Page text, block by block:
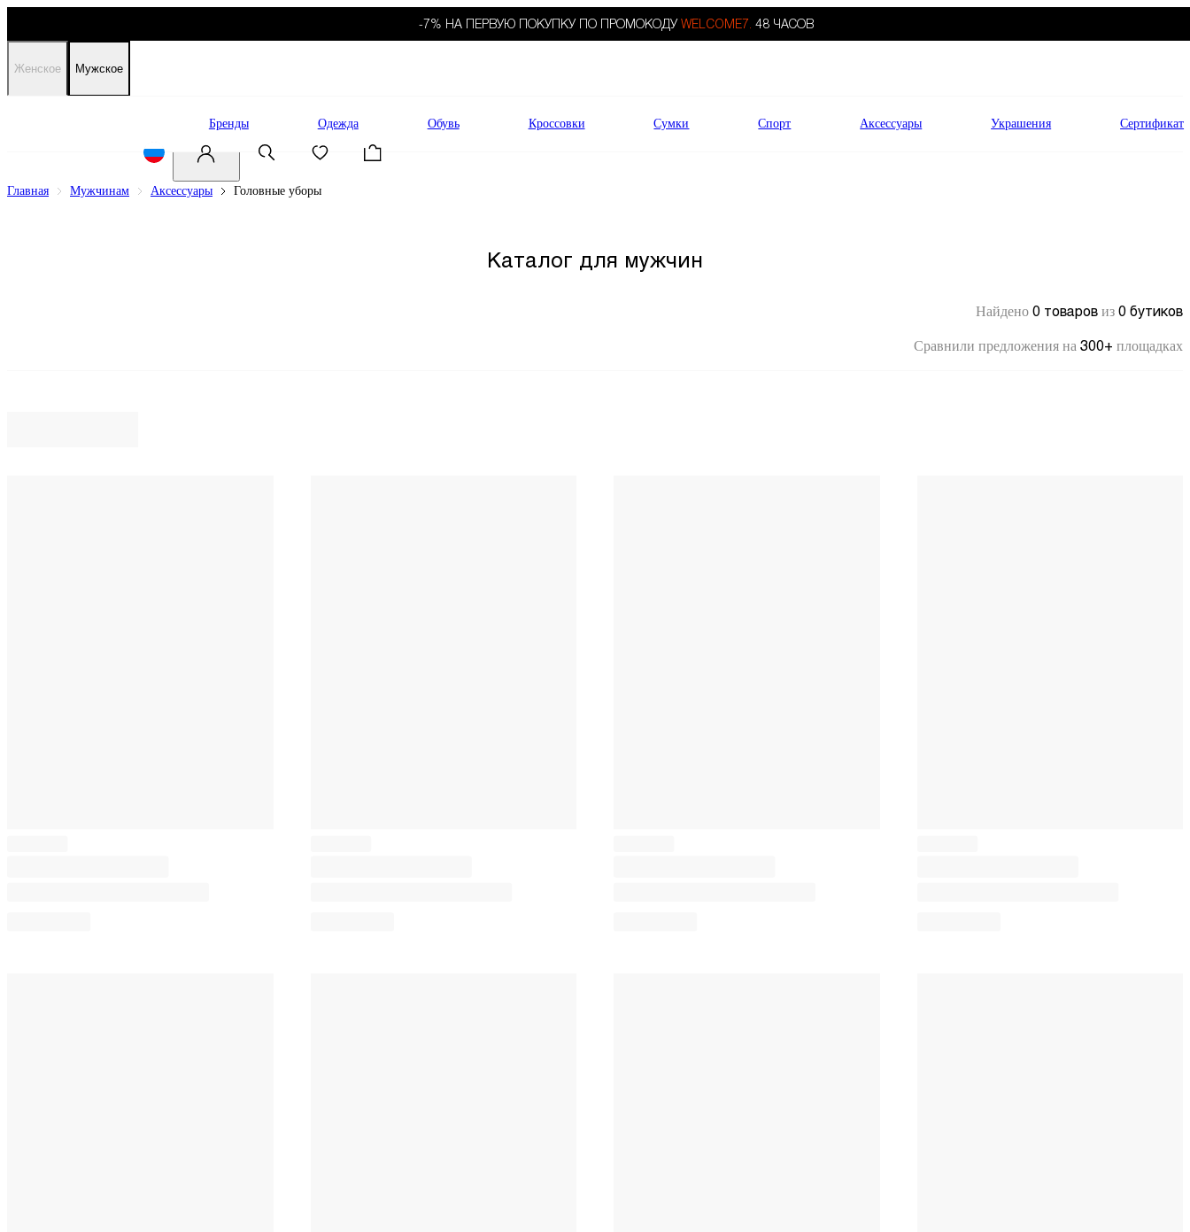
-7% НА ПЕРВУЮ ПОКУПКУ ПО ПРОМОКОДУ WELCOME7. 48 ЧАСОВ
Женское Мужское
Бренды Одежда Обувь Кроссовки Сумки Спорт Аксессуары Украшения Сертификат
Главная Мужчинам Аксессуары Головные уборы
Каталог для мужчин
Найдено 0 товаров из 0 бутиков
Сравнили предложения на 300+ площадках